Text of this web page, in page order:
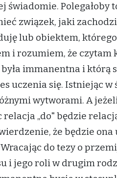
Polegałoby
związek, jaki
lub obiektem,
i rozumiem, że czytam
immanentna i którą
uczenia się. Istniejąc
wytworami. A
„do" będzie
że będzie
do tezy o
i jego roli w drugim